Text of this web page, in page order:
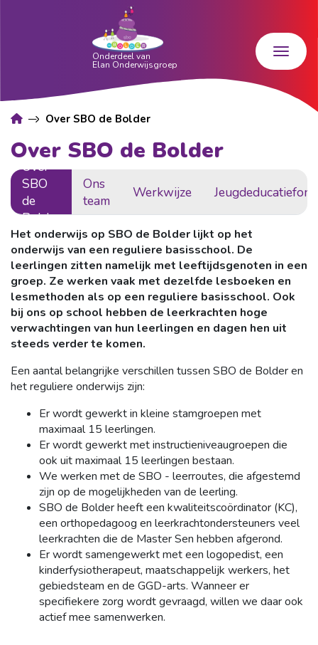
Over SBO de Bolder
Over SBO de Bolder
Over
SBO
de
Bolder
Ons
team
Werkwijze
Het onderwijs op SBO de Bolder lijkt op het
onderwijs van een reguliere basisschool. De
leerlingen zitten namelijk met leeftijdsgenoten in een
groep. Ze werken vaak met dezelfde lesboeken en
lesmethoden als op een reguliere basisschool. Ook
bij ons op school hebben de leerkrachten hoge
verwachtingen van hun leerlingen en dagen hen uit
steeds verder te komen.
Een aantal belangrijke verschillen tussen SBO de Bolder en
het reguliere onderwijs zijn:
Er wordt gewerkt in kleine stamgroepen met
maximaal 15 leerlingen.
Er wordt gewerkt met instructieniveaugroepen die
ook uit maximaal 15 leerlingen bestaan.
We werken met de SBO - leerroutes, die afgestemd
zijn op de mogelijkheden van de leerling.
SBO de Bolder heeft een kwaliteitscoördinator (KC),
een orthopedagoog en leerkrachtondersteuners veel
leerkrachten die de Master Sen hebben afgerond.
Er wordt samengewerkt met een logopedist, een
kinderfysiotherapeut, maatschappelijk werkers, het
gebiedsteam en de GGD-arts. Wanneer er
specifiekere zorg wordt gevraagd, willen we daar ook
actief mee samenwerken.